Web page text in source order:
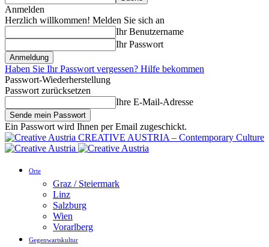
Anmelden
Herzlich willkommen! Melden Sie sich an
Ihr Benutzername
Ihr Passwort
Haben Sie Ihr Passwort vergessen? Hilfe bekommen
Passwort-Wiederherstellung
Passwort zurücksetzen
Ihre E-Mail-Adresse
Ein Passwort wird Ihnen per Email zugeschickt.
CREATIVE AUSTRIA – Contemporary Culture
Orte
Graz / Steiermark
Linz
Salzburg
Wien
Vorarlberg
Gegenwartskultur